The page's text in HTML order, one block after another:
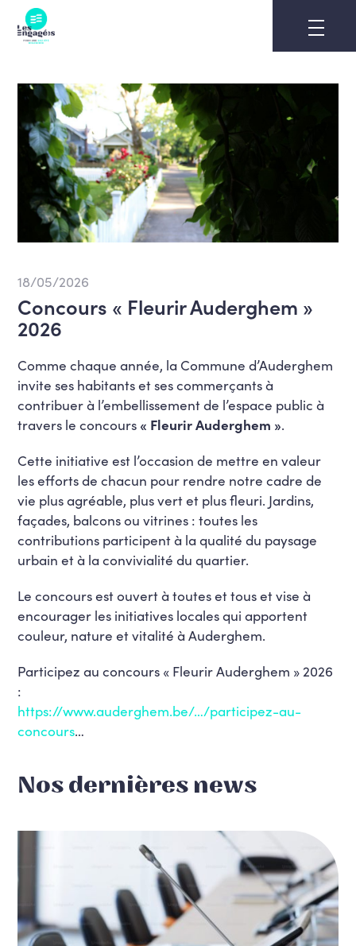
content
18/05/2026
Concours « Fleurir Auderghem »
2026
Comme chaque année, la Commune d’Auderghem
invite ses habitants et ses commerçants à
contribuer à l’embellissement de l’espace public à
travers le concours « Fleurir Auderghem ».
Cette initiative est l’occasion de mettre en valeur
les efforts de chacun pour rendre notre cadre de
vie plus agréable, plus vert et plus fleuri. Jardins,
façades, balcons ou vitrines : toutes les
contributions participent à la qualité du paysage
urbain et à la convivialité du quartier.
Le concours est ouvert à toutes et tous et vise à
encourager les initiatives locales qui apportent
couleur, nature et vitalité à Auderghem.
Participez au concours « Fleurir Auderghem » 2026
:
https://www.auderghem.be/…/participez-au-
concours…
Nos dernières news